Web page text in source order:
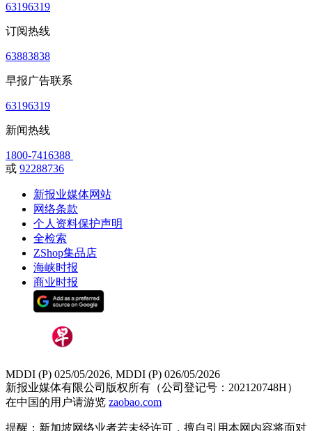
63196319
订阅热线
63883838
早报广告联系
63196319
新闻热线
1800-7416388
或 92288736
新报业媒体网站
网络条款
个人资料保护声明
全检索
ZShop集品店
海峡时报
商业时报
MDDI (P) 025/05/2026, MDDI (P) 026/05/2026
新报业媒体有限公司版权所有（公司登记号：202120748H）
在中国的用户请游览 zaobao.com
提醒：新加坡网络业者若未经许可，擅自引用本网内容将面对